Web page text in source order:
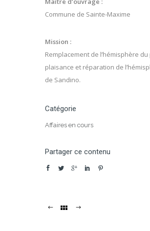
Commune de Sainte-Maxime
Mission :
Remplacement de l’hémisphère
plaisance et réparation de
de Sandino.
Catégorie
Affaires en cours
Partager ce contenu